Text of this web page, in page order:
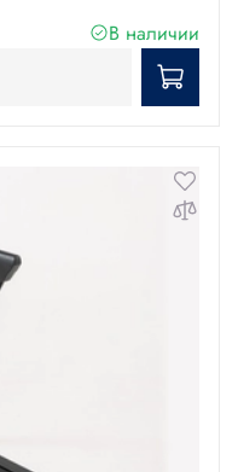
В наличии